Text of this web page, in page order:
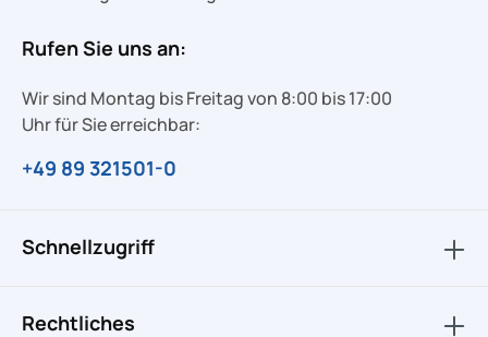
Rufen Sie uns an:
Wir sind Montag bis Freitag von 8:00 bis 17:00
Uhr für Sie erreichbar:
+49 89 321501-0
Schnellzugriff
Rechtliches